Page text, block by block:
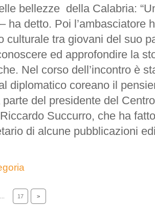
bellezze della Calabria:
ha detto. Poi l’ambasciatore
culturale tra giovani del suo
ed approfondire la
Nel corso dell’incontro è
diplomatico coreano il
parte del presidente del
Succurro, che ha
di alcune pubblicazioni
17 >